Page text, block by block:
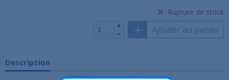
Rupture de stock
Ajouter au panier
Description